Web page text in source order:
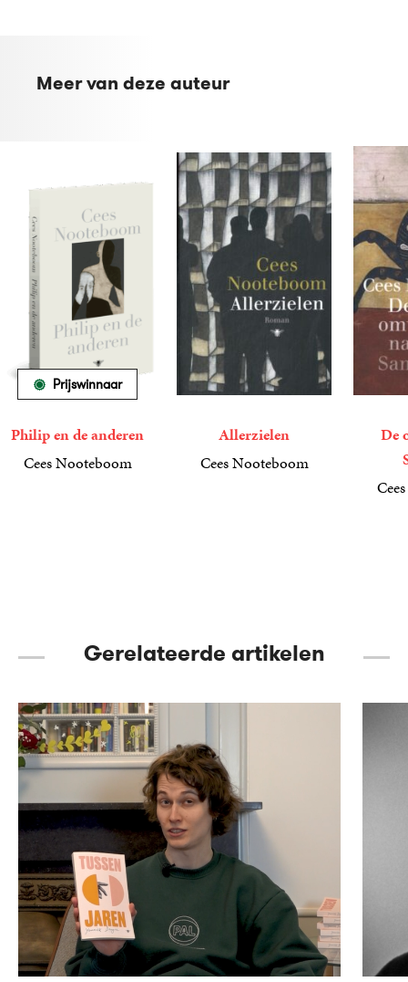
Meer van deze auteur
Prijswinnaar
Philip en de anderen
Cees Nooteboom
Allerzielen
Cees Nooteboom
De
Gerelateerde artikelen